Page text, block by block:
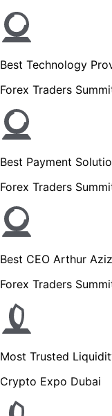
Best Technology
Forex Traders
Best Payment
Forex Traders
Best CEO Arthur
Forex Traders
Most Trusted
Crypto Expo Dubai